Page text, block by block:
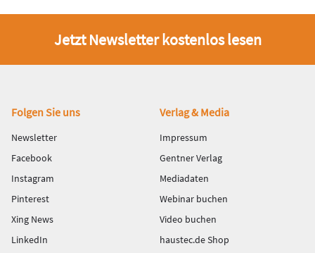
Jetzt Newsletter kostenlos lesen
Fußbereich
Folgen Sie uns
Newsletter
Facebook
Instagram
Pinterest
Xing News
LinkedIn
Verlag & Media
Impressum
Gentner Verlag
Mediadaten
Webinar buchen
Video buchen
haustec.de Shop